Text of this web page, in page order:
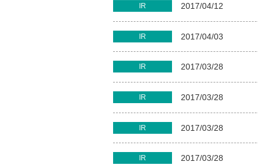
IR 2017/04/12
IR 2017/04/03
IR 2017/03/28
IR 2017/03/28
IR 2017/03/28
IR 2017/03/28